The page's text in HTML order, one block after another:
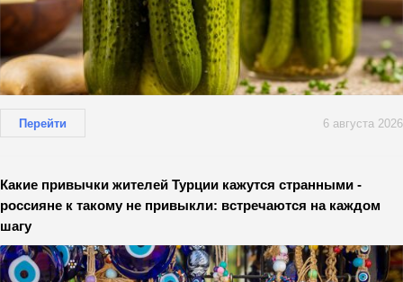
Перейти 6 августа 2026
Какие привычки жителей Турции кажутся странными -
россияне к такому не привыкли: встречаются на каждом
шагу